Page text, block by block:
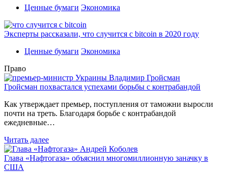
Ценные бумаги Экономика
Эксперты рассказали, что случится с bitcoin в 2020 году
Ценные бумаги Экономика
Право
Гройсман похвастался успехами борьбы с контрабандой
Как утверждает премьер, поступления от таможни выросли
почти на треть. Благодаря борьбе с контрабандой
ежедневные…
Читать далее
Глава «Нафтогаза» объяснил многомиллионную заначку в
США